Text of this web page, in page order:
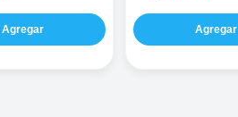
Agregar Agregar